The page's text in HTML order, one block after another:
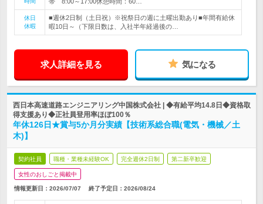
休日
休暇
■週休2日制（土日祝）※祝祭日の週に土曜出勤あり■年間有給休
暇10日～（下限日数は、入社半年経過後の…
求人詳細を見る 気になる
西日本高速道路エンジニアリング中国株式会社 | ◆有給平均14.8日◆資格取
得支援あり◆正社員登用率ほぼ100％
年休126日★賞与5か月分実績【技術系総合職(電気・機械／土
木)】
契約社員 職種・業種未経験OK 完全週休2日制 第二新卒歓迎
女性のおしごと掲載中
情報更新日：2026/07/07 終了予定日： 2026/08/24